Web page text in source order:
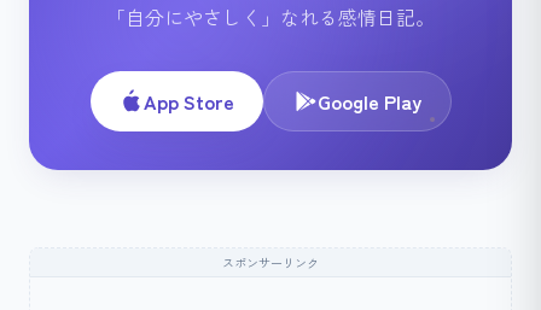
「自分にやさしく」なれる感情日記。
App Store Google Play
スポンサーリンク